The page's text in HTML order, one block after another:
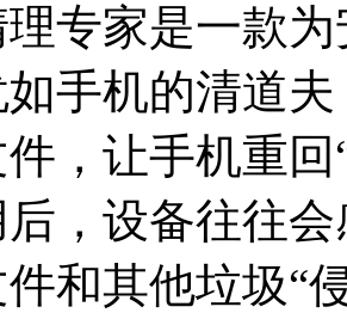
专家是一款
如手机的清道
，让手机重
，设备往往
和其他垃圾“